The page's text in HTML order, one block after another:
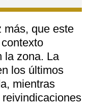
más, que este
la zona. La
los últimos
mientras